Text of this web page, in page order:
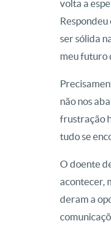
volta a
Respondeu
ser sólida
meu futuro
não nos
frustração
tudo se
O doente
acontecer,
deram a